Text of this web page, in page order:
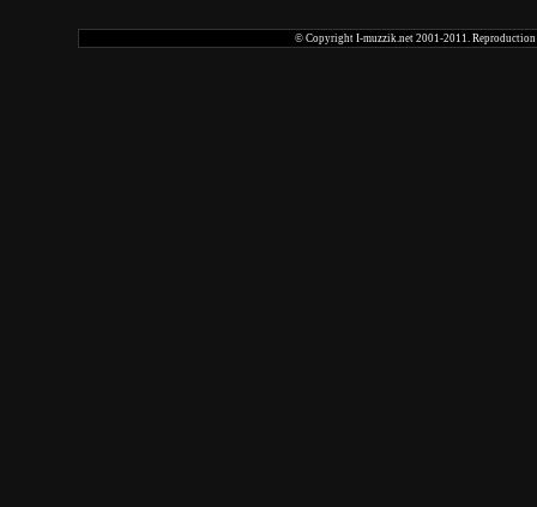
© Copyright I-muzzik.net 2001-2011. Reproduction